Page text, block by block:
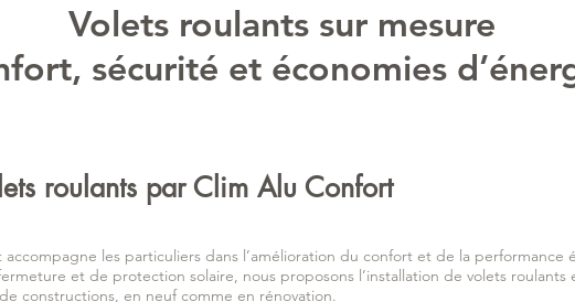
Volets roulants sur mesure
sécurité et économies
roulants par Clim Alu Confort
accompagne les particuliers dans l’amélioration du confort et de la
et de protection solaire, nous proposons l’installation de volets roulants
constructions, en neuf comme en rénovation.